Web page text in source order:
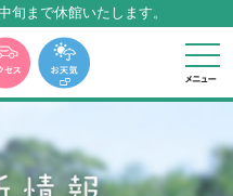
旬まで休館いたします。
て税込みとなります
旬まで休館いたします。